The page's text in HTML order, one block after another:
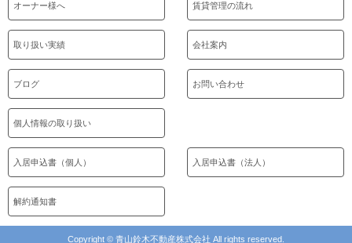
オーナー様へ 賃貸管理の流れ
取り扱い実績 会社案内
ブログ お問い合わせ
個人情報の取り扱い
入居申込書（個人） 入居申込書（法人）
解約通知書
Copyright © 青山鈴木不動産株式会社 All rights reserved.